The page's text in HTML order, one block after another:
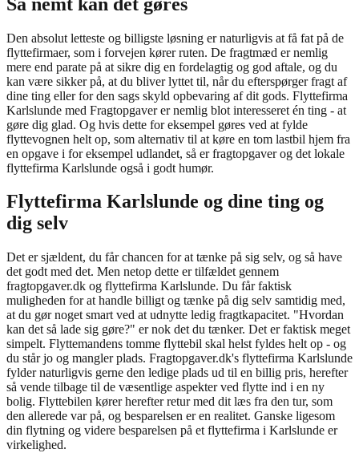
Den absolut letteste og billigste løsning er naturligvis at få fat på de
flyttefirmaer, som i forvejen kører ruten. De fragtmæd er nemlig
mere end parate på at sikre dig en fordelagtig og god aftale, og du
kan være sikker på, at du bliver lyttet til, når du efterspørger fragt af
dine ting eller for den sags skyld opbevaring af dit gods. Flyttefirma
Karlslunde med Fragtopgaver er nemlig blot interesseret én ting - at
gøre dig glad. Og hvis dette for eksempel gøres ved at fylde
flyttevognen helt op, som alternativ til at køre en tom lastbil hjem fra
en opgave i for eksempel udlandet, så er fragtopgaver og det lokale
flyttefirma Karlslunde også i godt humør.
Flyttefirma Karlslunde og dine ting og
dig selv
Det er sjældent, du får chancen for at tænke på sig selv, og så have
det godt med det. Men netop dette er tilfældet gennem
fragtopgaver.dk og flyttefirma Karlslunde. Du får faktisk
muligheden for at handle billigt og tænke på dig selv samtidig med,
at du gør noget smart ved at udnytte ledig fragtkapacitet. "Hvordan
kan det så lade sig gøre?" er nok det du tænker. Det er faktisk meget
simpelt. Flyttemandens tomme flyttebil skal helst fyldes helt op - og
du står jo og mangler plads. Fragtopgaver.dk's flyttefirma Karlslunde
fylder naturligvis gerne den ledige plads ud til en billig pris, herefter
så vende tilbage til de væsentlige aspekter ved flytte ind i en ny
bolig. Flyttebilen kører herefter retur med dit læs fra den tur, som
den allerede var på, og besparelsen er en realitet. Ganske ligesom
din flytning og videre besparelsen på et flyttefirma i Karlslunde er
virkelighed.